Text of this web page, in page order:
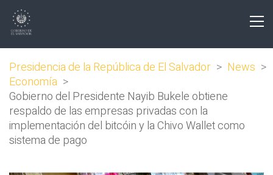
Presidencia de la República de El Salvador > News >
Economía >
Gobierno del Presidente Nayib Bukele obtiene
respaldo de las empresas privadas con la
implementación del bitcóin y la Chivo Wallet como
sistema de pago